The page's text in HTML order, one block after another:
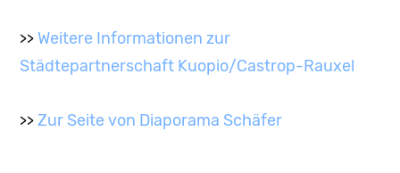
>> Weitere Informationen zur
Städtepartnerschaft Kuopio/Castrop-Rauxel
>> Zur Seite von Diaporama Schäfer